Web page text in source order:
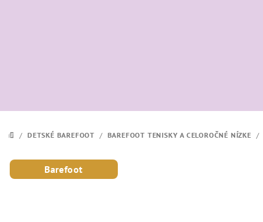
DOMOV
/ DETSKÉ BAREFOOT / BAREFOOT TENISKY A CELOROČNÉ NÍZKE /
Barefoot